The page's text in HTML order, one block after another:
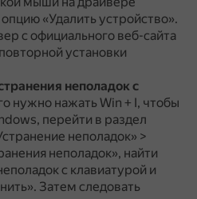
«Удалить устройство».
с официального веб-сайта
установки
неполадок с
нужно нажать Win + I, чтобы
перейти в раздел
неполадок» >
неполадок», найти
с клавиатурой и
Затем следовать